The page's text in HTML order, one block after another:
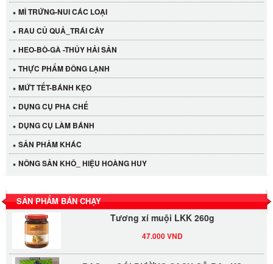
MÌ TRỨNG-NUI CÁC LOẠI
RAU CỦ QUẢ_TRÁI CÂY
HEO-BÒ-GÀ -THỦY HẢI SẢN
THỰC PHẨM ĐÔNG LẠNH
MỨT TẾT-BÁNH KẸO
DỤNG CỤ PHA CHẾ
DỤNG CỤ LÀM BÁNH
SẢN PHẢM KHÁC
NÔNG SẢN KHÔ_ HIỆU HOÀNG HUY
SẢN PHẨM BÁN CHẠY
Cần Tây Đà Lạt
40.000 VND
LỐC 12 HỦ Tương xí muội LKK 260g
Tương xí muội LKK 260g
BAO 20 GÓI ĐƯỜNG SẠCH CÔ BA 1KG